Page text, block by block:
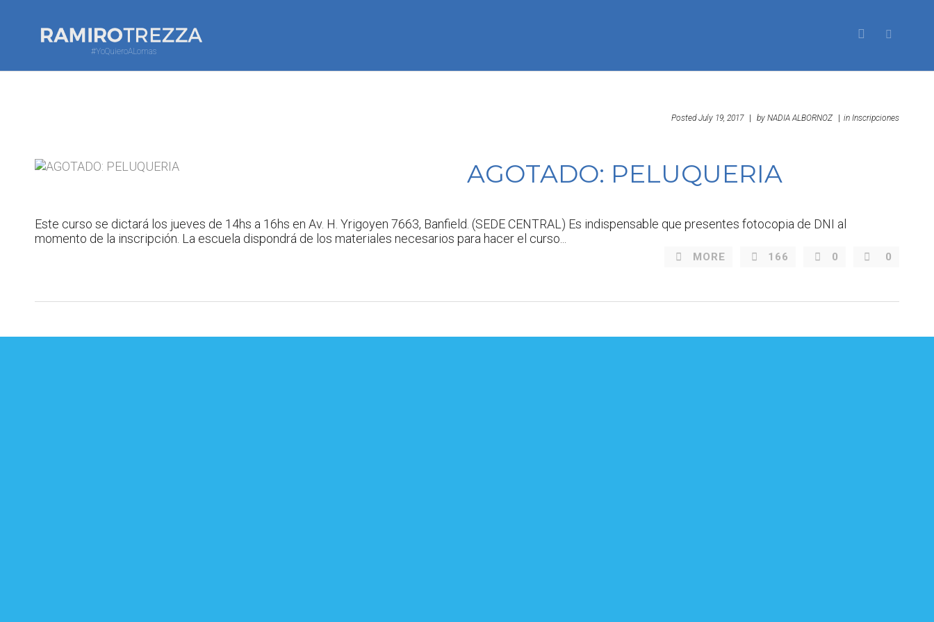
#YoQuieroALomas
PostedJuly 19, 2017 by NADIA ALBORNOZ in Inscripciones
AGOTADO: PELUQUERIA
Este curso se dictará los jueves de 14hs a 16hs en Av. H. Yrigoyen 7663, Banfield. (SEDE CENTRAL) Es indispensable que presentes fotocopia de DNI al
momento de la inscripción. La escuela dispondrá de los materiales necesarios para hacer el curso...
MORE 166 0 0